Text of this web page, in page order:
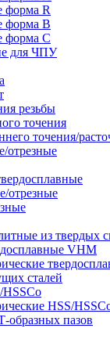
форма R
форма B
форма C
для ЧПУ
резьбы
точения
точения/
отрезные
отрезные
из твердых
VHM
сталей
HSS/
образных пазов